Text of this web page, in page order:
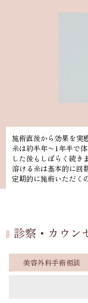
施術直後から効果を実
糸は約半年〜1年半で
した後もしばらく続き
溶ける糸は基本的に回
定期的に施術いただく
診察・カウン
美容外科手術相談